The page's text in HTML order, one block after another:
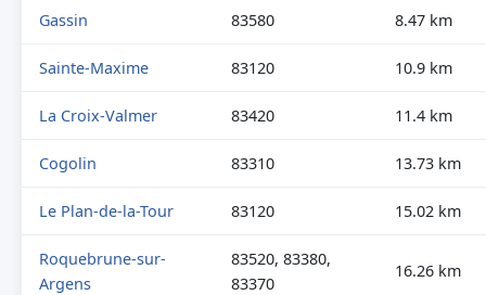
Gassin 83580 8.47 km
Sainte-Maxime 83120 10.9 km
La Croix-Valmer 83420 11.4 km
Cogolin 83310 13.73 km
Le Plan-de-la-Tour 83120 15.02 km
Roquebrune-sur-
Argens
83520, 83380,
83370
16.26 km